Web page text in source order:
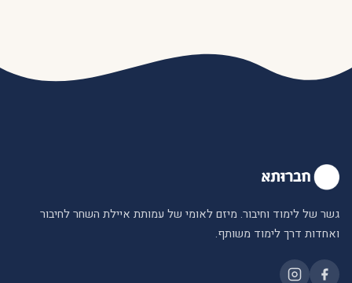
גשר של לימוד וחיבור. מיזם לאומי של עמותת איילת השחר לחיבור
ואחדות דרך לימוד משותף.